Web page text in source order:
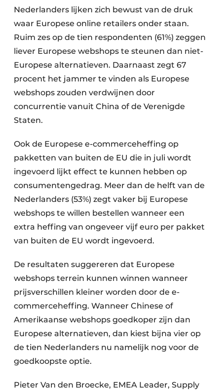
Nederlanders lijken zich bewust van de druk
waar Europese online retailers onder staan.
Ruim zes op de tien respondenten (61%) zeggen
liever Europese webshops te steunen dan niet-
Europese alternatieven. Daarnaast zegt 67
procent het jammer te vinden als Europese
webshops zouden verdwijnen door
concurrentie vanuit China of de Verenigde
Staten.
Ook de Europese e-commerceheffing op
pakketten van buiten de EU die in juli wordt
ingevoerd lijkt effect te kunnen hebben op
consumentengedrag. Meer dan de helft van de
Nederlanders (53%) zegt vaker bij Europese
webshops te willen bestellen wanneer een
extra heffing van ongeveer vijf euro per pakket
van buiten de EU wordt ingevoerd.
De resultaten suggereren dat Europese
webshops terrein kunnen winnen wanneer
prijsverschillen kleiner worden door de e-
commerceheffing. Wanneer Chinese of
Amerikaanse webshops goedkoper zijn dan
Europese alternatieven, dan kiest bijna vier op
de tien Nederlanders nu namelijk nog voor de
goedkoopste optie.
Pieter Van den Broecke, EMEA Leader, Supply